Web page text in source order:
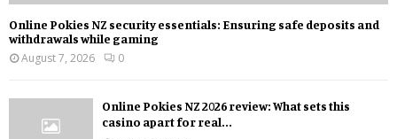
Online Pokies NZ security essentials: Ensuring safe deposits and
withdrawals while gaming
August 7, 2026
0
Online Pokies NZ 2026 review: What sets this
casino apart for real...